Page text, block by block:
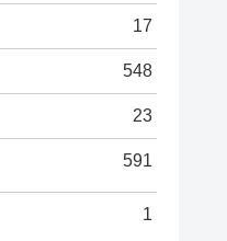
17
548
23
591
1